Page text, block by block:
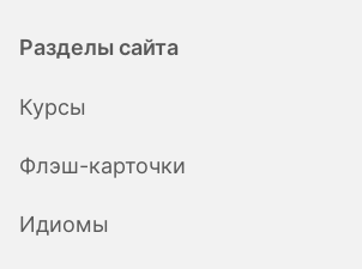
Разделы сайта
Курсы
Флэш-карточки
Идиомы